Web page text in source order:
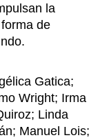
la
de
Gatica;
Wright; Irma
Linda
Manuel Lois;